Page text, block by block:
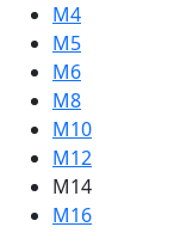
M4
M5
М6
M8
M10
M12
M14
M16